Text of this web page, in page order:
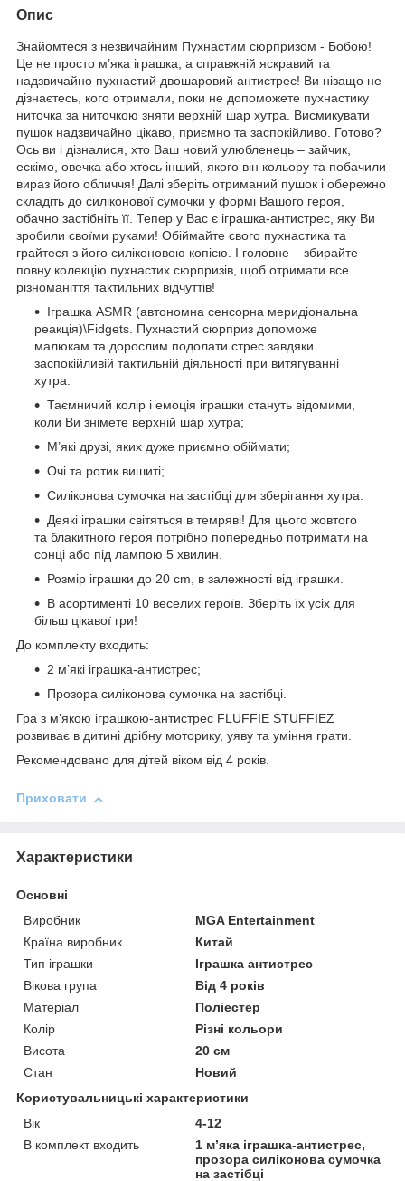
Опис
Знайомтеся з незвичайним Пухнастим сюрпризом - Бобою!
Це не просто м’яка іграшка, а справжній яскравий та
надзвичайно пухнастий двошаровий антистрес! Ви нізащо не
дізнаєтесь, кого отримали, поки не допоможете пухнастику
ниточка за ниточкою зняти верхній шар хутра. Висмикувати
пушок надзвичайно цікаво, приємно та заспокійливо. Готово?
Ось ви і дізналися, хто Ваш новий улюбленець – зайчик,
ескімо, овечка або хтось інший, якого він кольору та побачили
вираз його обличчя! Далі зберіть отриманий пушок і обережно
складіть до силіконової сумочки у формі Вашого героя,
обачно застібніть її. Тепер у Вас є іграшка-антистрес, яку Ви
зробили своїми руками! Обіймайте свого пухнастика та
грайтеся з його силіконовою копією. І головне – збирайте
повну колекцію пухнастих сюрпризів, щоб отримати все
різноманіття тактильних відчуттів!
Іграшка ASMR (автономна сенсорна меридіональна
реакція)\Fidgets. Пухнастий сюрприз допоможе
малюкам та дорослим подолати стрес завдяки
заспокійливій тактильній діяльності при витягуванні
хутра.
Таємничий колір і емоція іграшки стануть відомими,
коли Ви знімете верхній шар хутра;
М’які друзі, яких дуже приємно обіймати;
Очі та ротик вишиті;
Силіконова сумочка на застібці для зберігання хутра.
Деякі іграшки світяться в темряві! Для цього жовтого
та блакитного героя потрібно попередньо потримати на
сонці або під лампою 5 хвилин.
Розмір іграшки до 20 cm, в залежності від іграшки.
В асортименті 10 веселих героїв. Зберіть їх усіх для
більш цікавої гри!
До комплекту входить:
2 м’які іграшка-антистрес;
Прозора силіконова сумочка на застібці.
Гра з м’якою іграшкою-антистрес FLUFFIE STUFFIEZ
розвиває в дитині дрібну моторику, уяву та уміння грати.
Рекомендовано для дітей віком від 4 років.
Приховати
Характеристики
Основні
Виробник
MGA Entertainment
Країна виробник
Китай
Тип іграшки
Іграшка антистрес
Вікова група
Від 4 років
Матеріал
Поліестер
Колір
Різні кольори
Висота
20 см
Стан
Новий
Користувальницькі характеристики
Вік
4-12
В комплект входить
1 м’яка іграшка-антистрес,
прозора силіконова сумочка
на застібці